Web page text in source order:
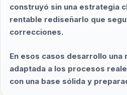
construyó sin una estrategia
rentable rediseñarlo que
correcciones.
En esos casos desarrollo una
adaptada a los procesos
con una base sólida y